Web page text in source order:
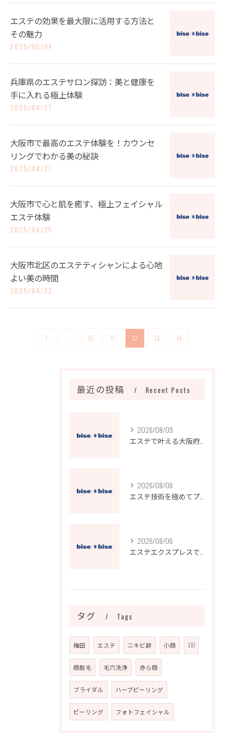
エステの効果を最大限に活用する方法と
その魅力
2025/05/04
兵庫県のエステサロン探訪：美と健康を
手に入れる極上体験
2025/04/27
大阪市で最高のエステ体験を！カウンセ
リングでわかる美の秘訣
2025/04/27
大阪市で心と肌を癒す、極上フェイシャル
エステ体験
2025/04/25
大阪市北区のエステティシャンによる心地
よい美の時間
2025/04/23
1 ... 10 11 12 13 14
最近の投稿 Recent Posts
2026/08/09
エステで叶える大阪府大阪市のリンパケア徹底比較と選び方ガイド
2026/08/08
エステ技術を極めてプロの施術力と高収入を実現する方法
2026/08/06
エステエクスプレスで効率的に運営課題を解決する実践ノウハウ
タグ Tags
梅田 エステ ニキビ跡 小顔 VIO
顔脱毛 毛穴洗浄 赤ら顔
ブライダル ハーブピーリング
ピーリング フォトフェイシャル